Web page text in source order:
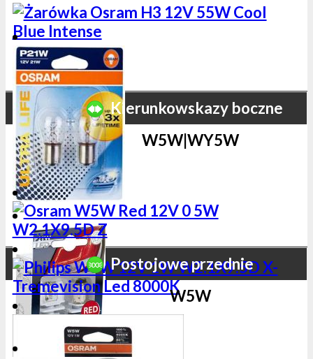
Kierunkowskazy boczne
W5W|WY5W
Postojowe przednie
W5W